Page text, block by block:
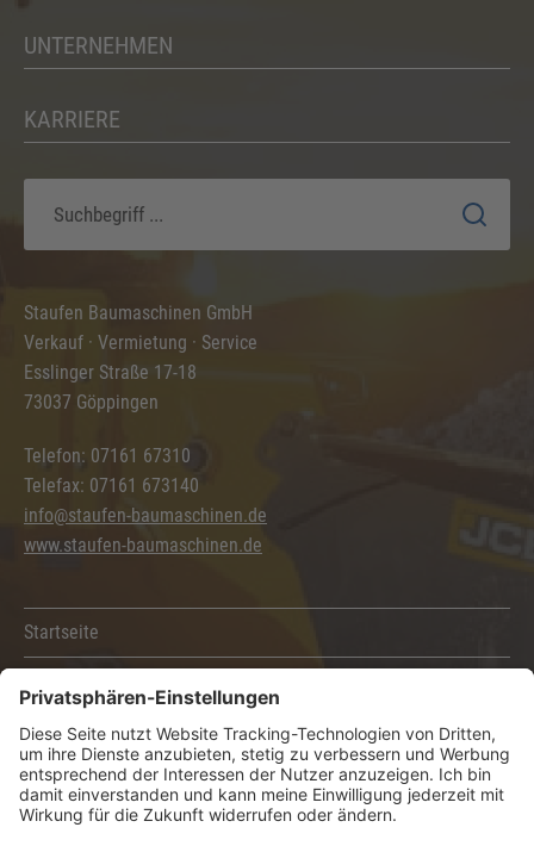
UNTERNEHMEN
KARRIERE
Staufen Baumaschinen GmbH
Verkauf · Vermietung · Service
Esslinger Straße 17-18
73037 Göppingen
Telefon: 07161 67310
Telefax: 07161 673140
info@staufen-baumaschinen.de
www.staufen-baumaschinen.de
Startseite
Sitemap
Impressum
AGB